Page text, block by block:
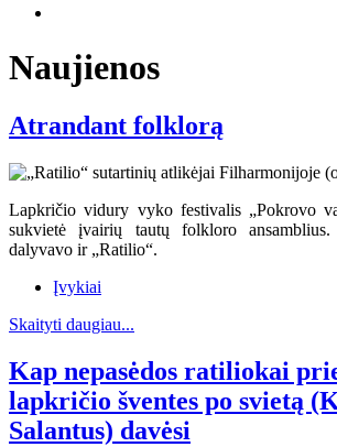
Naujienos
Atrandant folklorą
Lapkričio vidury vyko festivalis „Pokrovo
sukvietė įvairių tautų folkloro
dalyvavo ir „Ratilio“.
Įvykiai
Skaityti daugiau...
Kap nepasėdos ratiliokai
lapkričio šventes po svietą
Salantus) davėsi